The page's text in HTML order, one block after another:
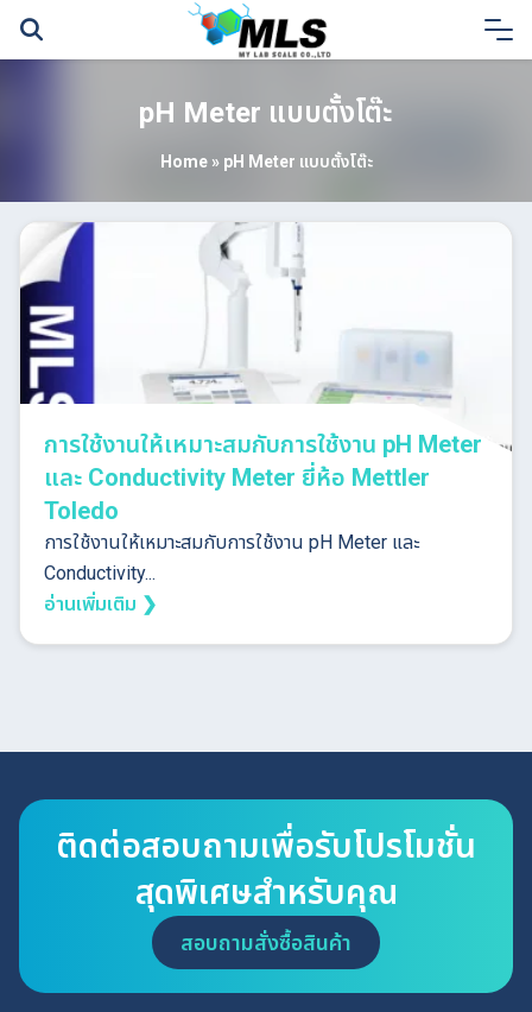
Skip
pH Meter แบบตั้งโต๊ะ
Home» pH Meter แบบตั้งโต๊ะ
การใช้งานให้เหมาะสมกับการใช้งาน pH Meter
และ Conductivity Meter ยี่ห้อ Mettler
Toledo
การใช้งานให้เหมาะสมกับการใช้งาน pH Meter และ
Conductivity...
อ่านเพิ่มเติม ❯
ติดต่อสอบถามเพื่อรับโปรโมชั่น
สุดพิเศษสำหรับคุณ
สอบถามสั่งซื้อสินค้า